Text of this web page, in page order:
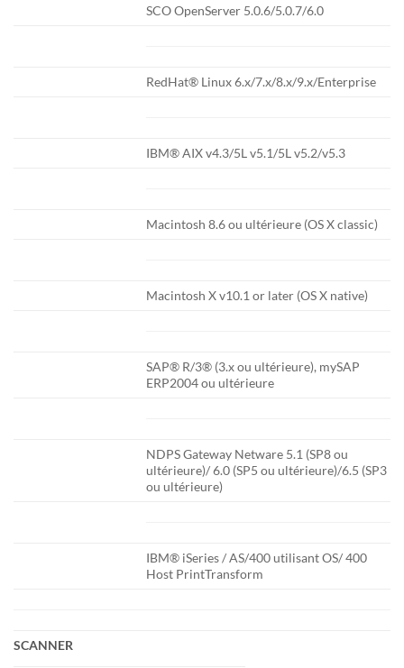
SCO OpenServer 5.0.6/5.0.7/6.0
RedHat® Linux 6.x/7.x/8.x/9.x/Enterprise
IBM® AIX v4.3/5L v5.1/5L v5.2/v5.3
Macintosh 8.6 ou ultérieure (OS X classic)
Macintosh X v10.1 or later (OS X native)
SAP® R/3® (3.x ou ultérieure), mySAP
ERP2004 ou ultérieure
NDPS Gateway Netware 5.1 (SP8 ou
ultérieure)/ 6.0 (SP5 ou ultérieure)/6.5 (SP3
ou ultérieure)
IBM® iSeries / AS/400 utilisant OS/ 400
Host PrintTransform
SCANNER